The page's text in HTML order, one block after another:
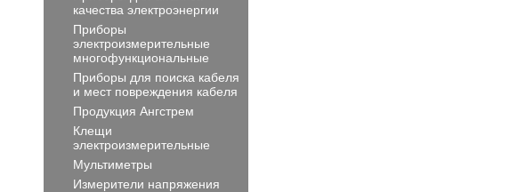
качества электроэнергии
Приборы
электроизмерительные
многофункциональные
Приборы для поиска кабеля
и мест повреждения кабеля
Продукция Ангстрем
Клещи
электроизмерительные
Мультиметры
Измерители напряжения